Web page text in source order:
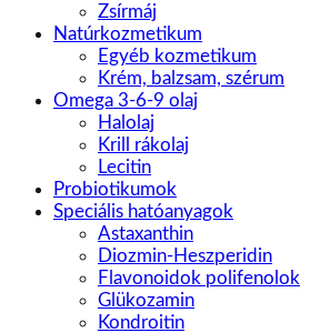
Zsírmáj
Natúrkozmetikum
Egyéb kozmetikum
Krém, balzsam, szérum
Omega 3-6-9 olaj
Halolaj
Krill rákolaj
Lecitin
Probiotikumok
Speciális hatóanyagok
Astaxanthin
Diozmin-Heszperidin
Flavonoidok polifenolok
Glükozamin
Kondroitin